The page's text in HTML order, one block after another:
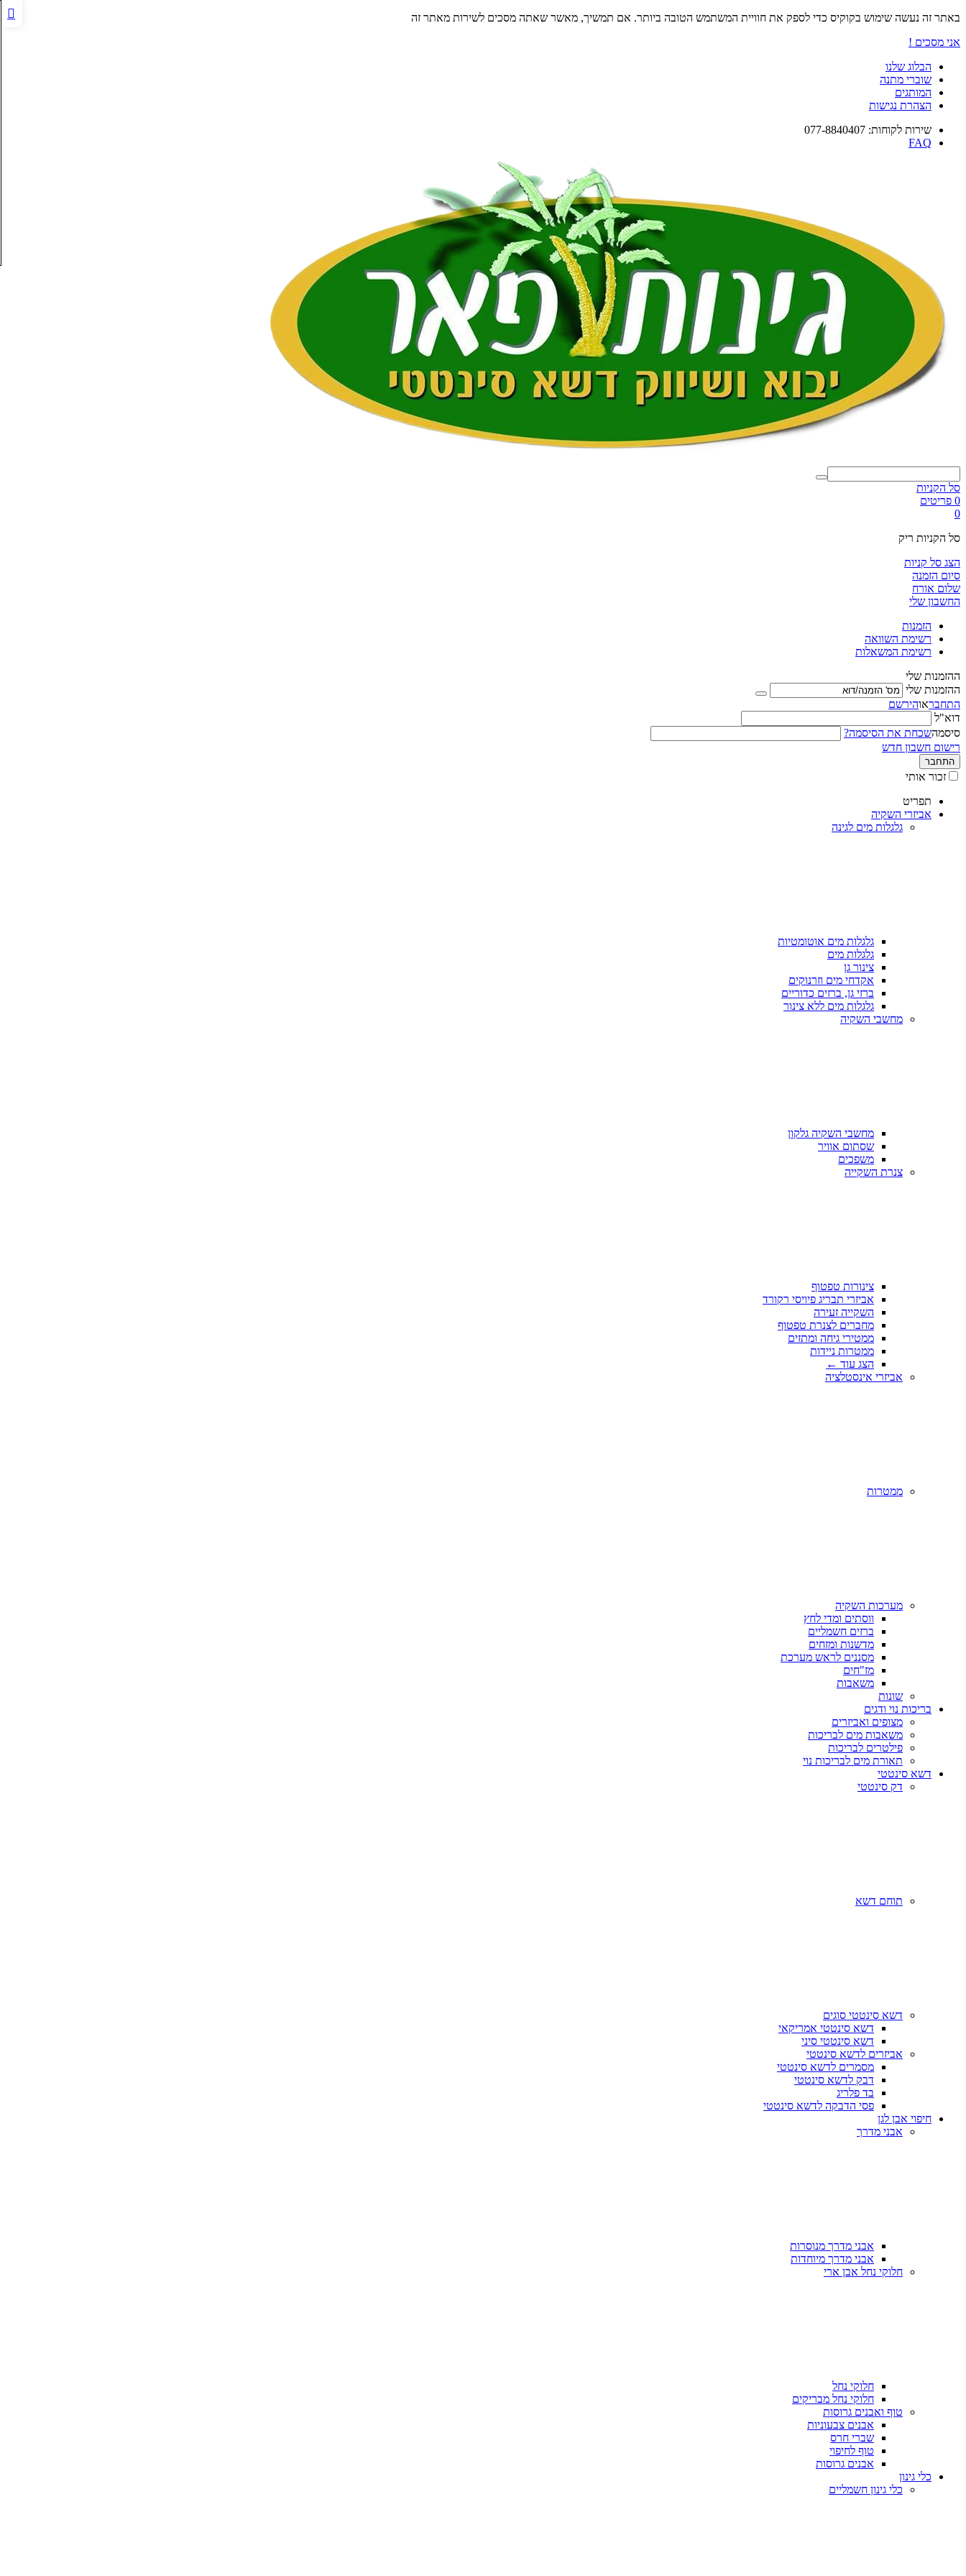
באתר זה נעשה שימוש בקוקיס כדי לספק את חוויית המשתמש הטובה ביותר. אם תמשיך, מאשר שאתה מסכים לשירות מאתר זה
אני מסכים !
הבלוג שלנו
שוברי מתנה
המותגים
הצהרת נגישות
שירות לקוחות: 077-8840407
FAQ
סל הקניות
0 פריטים
0
סל הקניות ריק
הצג סל קניות
סיום הזמנה
שלום אורח
החשבון שלי
הזמנות
רשימת השוואה
רשימת המשאלות
ההזמנות שלי
ההזמנות שלי
התחבראוהירשם
דוא"ל
סיסמהשכחת את הסיסמה?
רישום חשבון חדש
התחבר
זכור אותי
תפריט
אביזרי השקיה
גלגלות מים לגינה
גלגלות מים אוטומטיות
גלגלות מים
צינור גן
אקדחי מים וזרנוקים
ברזי גן, ברזים כדוריים
גלגלות מים ללא צינור
מחשבי השקיה
מחשבי השקיה גלקון
שסתום אוויר
משפכים
צנרת השקייה
צינורות טפטוף
אביזרי תבריג פיויסי רקורד
השקייה זעירה
מחברים לצנרת טפטוף
ממטירי גיחה ומתזים
ממטרות ניידות
הצג עוד ←
אביזרי אינסטלציה
ממטרות
מערכות השקיה
ווסתים ומדי לחץ
ברזים חשמליים
מדשנות ומזחים
מסננים לראש מערכת
מז"חים
משאבות
שונות
בריכות נוי ודגים
מצופים ואביזרים
משאבות מים לבריכות
פילטרים לבריכות
תאורת מים לבריכות נוי
דשא סינטטי
דק סינטטי
תוחם דשא
דשא סינטטי סוגים
דשא סינטטי אמריקאי
דשא סינטטי סיני
אביזרים לדשא סינטטי
מסמרים לדשא סינטטי
דבק לדשא סינטטי
בד פלריג
פסי הדבקה לדשא סינטטי
חיפוי אבן לגן
אבני מדרך
אבני מדרך מנוסרות
אבני מדרך מיוחדות
חלוקי נחל אבן ארי
חלוקי נחל
חלוקי נחל מבריקים
טוף ואבנים גרוסות
אבנים צבעוניות
שברי חרס
טוף לחיפוי
אבנים גרוסות
כלי גינון
כלי גינון חשמליים